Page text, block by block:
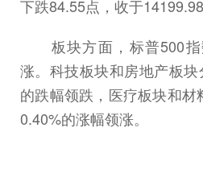
下跌84.55点，收于
板块方面，标普500指
涨。科技板块和房地产板
的跌幅领跌，医疗板块和
0.40%的涨幅领涨。